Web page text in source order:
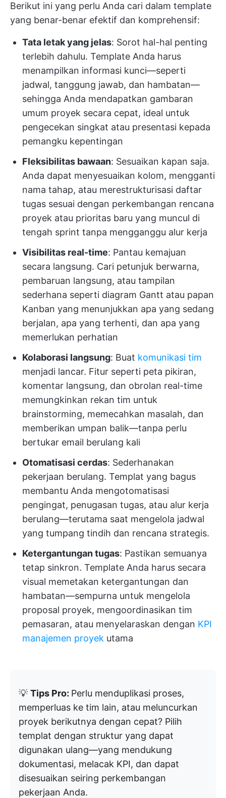
Berikut ini yang perlu Anda cari dalam template
yang benar-benar efektif dan komprehensif:
Tata letak yang jelas: Sorot hal-hal penting
terlebih dahulu. Template Anda harus
menampilkan informasi kunci—seperti
jadwal, tanggung jawab, dan hambatan—
sehingga Anda mendapatkan gambaran
umum proyek secara cepat, ideal untuk
pengecekan singkat atau presentasi kepada
pemangku kepentingan
Fleksibilitas bawaan: Sesuaikan kapan saja.
Anda dapat menyesuaikan kolom, mengganti
nama tahap, atau merestrukturisasi daftar
tugas sesuai dengan perkembangan rencana
proyek atau prioritas baru yang muncul di
tengah sprint tanpa mengganggu alur kerja
Visibilitas real-time: Pantau kemajuan
secara langsung. Cari petunjuk berwarna,
pembaruan langsung, atau tampilan
sederhana seperti diagram Gantt atau papan
Kanban yang menunjukkan apa yang sedang
berjalan, apa yang terhenti, dan apa yang
memerlukan perhatian
Kolaborasi langsung: Buat komunikasi tim
menjadi lancar. Fitur seperti peta pikiran,
komentar langsung, dan obrolan real-time
memungkinkan rekan tim untuk
brainstorming, memecahkan masalah, dan
memberikan umpan balik—tanpa perlu
bertukar email berulang kali
Otomatisasi cerdas: Sederhanakan
pekerjaan berulang. Templat yang bagus
membantu Anda mengotomatisasi
pengingat, penugasan tugas, atau alur kerja
berulang—terutama saat mengelola jadwal
yang tumpang tindih dan rencana strategis.
Ketergantungan tugas: Pastikan semuanya
tetap sinkron. Template Anda harus secara
visual memetakan ketergantungan dan
hambatan—sempurna untuk mengelola
proposal proyek, mengoordinasikan tim
pemasaran, atau menyelaraskan dengan KPI
manajemen proyek utama
💡 Tips Pro: Perlu menduplikasi proses,
memperluas ke tim lain, atau meluncurkan
proyek berikutnya dengan cepat? Pilih
templat dengan struktur yang dapat
digunakan ulang—yang mendukung
dokumentasi, melacak KPI, dan dapat
disesuaikan seiring perkembangan
pekerjaan Anda.